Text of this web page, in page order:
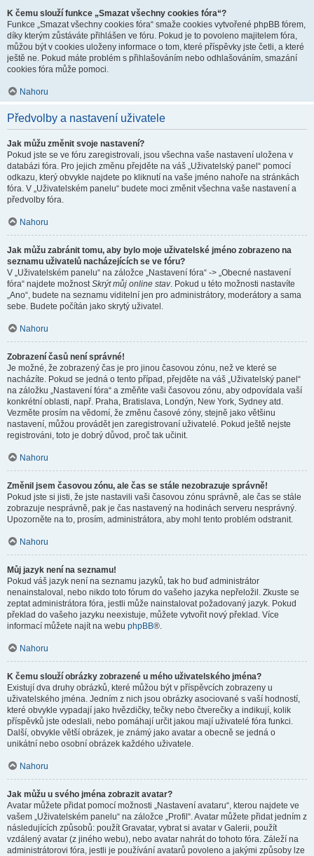
K čemu slouží funkce „Smazat všechny cookies fóra“?
Funkce „Smazat všechny cookies fóra“ smaže cookies vytvořené phpBB fórem,
díky kterým zůstáváte přihlášen ve fóru. Pokud je to povoleno majitelem fóra,
můžou být v cookies uloženy informace o tom, které příspěvky jste četli, a které
ještě ne. Pokud máte problém s přihlašováním nebo odhlašováním, smazání
cookies fóra může pomoci.
Nahoru
Předvolby a nastavení uživatele
Jak můžu změnit svoje nastavení?
Pokud jste se ve fóru zaregistrovali, jsou všechna vaše nastavení uložena v
databázi fóra. Pro jejich změnu přejděte na váš „Uživatelský panel“ pomocí
odkazu, který obvykle najdete po kliknutí na vaše jméno nahoře na stránkách
fóra. V „Uživatelském panelu“ budete moci změnit všechna vaše nastavení a
předvolby fóra.
Nahoru
Jak můžu zabránit tomu, aby bylo moje uživatelské jméno zobrazeno na
seznamu uživatelů nacházejících se ve fóru?
V „Uživatelském panelu“ na záložce „Nastavení fóra“ -> „Obecné nastavení
fóra“ najdete možnostSkrýt můj online stav. Pokud u této možnosti nastavíte
„Ano“, budete na seznamu viditelní jen pro administrátory, moderátory a sama
sebe. Budete počítán jako skrytý uživatel.
Nahoru
Zobrazení časů není správné!
Je možné, že zobrazený čas je pro jinou časovou zónu, než ve které se
nacházíte. Pokud se jedná o tento případ, přejděte na váš „Uživatelský panel“
na záložku „Nastavení fóra“ a změňte vaši časovou zónu, aby odpovídala vaší
konkrétní oblasti, např. Praha, Bratislava, Londýn, New York, Sydney atd.
Vezměte prosím na vědomí, že změnu časové zóny, stejně jako většinu
nastavení, můžou provádět jen zaregistrovaní uživatelé. Pokud ještě nejste
registrováni, toto je dobrý důvod, proč tak učinit.
Nahoru
Změnil jsem časovou zónu, ale čas se stále nezobrazuje správně!
Pokud jste si jisti, že jste nastavili vaši časovou zónu správně, ale čas se stále
zobrazuje nesprávně, pak je čas nastavený na hodinách serveru nesprávný.
Upozorněte na to, prosím, administrátora, aby mohl tento problém odstranit.
Nahoru
Můj jazyk není na seznamu!
Pokud váš jazyk není na seznamu jazyků, tak ho buď administrátor
nenainstaloval, nebo nikdo toto fórum do vašeho jazyka nepřeložil. Zkuste se
zeptat administrátora fóra, jestli může nainstalovat požadovaný jazyk. Pokud
překlad do vašeho jazyku neexistuje, můžete vytvořit nový překlad. Více
informací můžete najít na webu phpBB®.
Nahoru
K čemu slouží obrázky zobrazené u mého uživatelského jména?
Existují dva druhy obrázků, které můžou být v příspěvcích zobrazeny u
uživatelského jména. Jedním z nich jsou obrázky asociované s vaší hodností,
které obvykle vypadají jako hvězdičky, tečky nebo čtverečky a indikují, kolik
příspěvků jste odeslali, nebo pomáhají určit jakou mají uživatelé fóra funkci.
Další, obvykle větší obrázek, je známý jako avatar a obecně se jedná o
unikátní nebo osobní obrázek každého uživatele.
Nahoru
Jak můžu u svého jména zobrazit avatar?
Avatar můžete přidat pomocí možnosti „Nastavení avataru“, kterou najdete ve
vašem „Uživatelském panelu“ na záložce „Profil“. Avatar můžete přidat jedním z
následujících způsobů: použít Gravatar, vybrat si avatar v Galerii, použít
vzdálený avatar (z jiného webu), nebo avatar nahrát do tohoto fóra. Záleží na
administrátorovi fóra, jestli je používání avatarů povoleno a jakými způsoby lze